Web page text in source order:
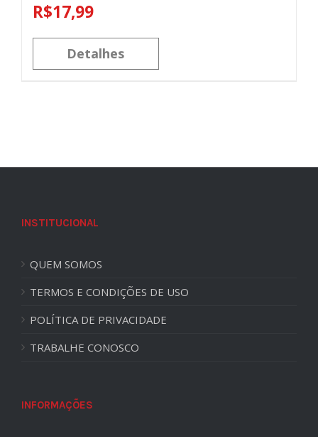
R$17,99
Detalhes
INSTITUCIONAL
QUEM SOMOS
TERMOS E CONDIÇÕES DE USO
POLÍTICA DE PRIVACIDADE
TRABALHE CONOSCO
INFORMAÇÕES